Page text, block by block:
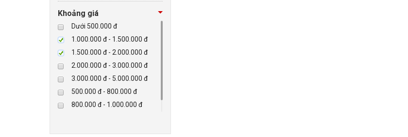
Checkpoint
Paradox-Canada
D-max
HIKVISON
Eguard
Khác
Rapiscan
Khoảng giá
Dưới 500.000 đ
1.000.000 đ - 1.500.000 đ
1.500.000 đ - 2.000.000 đ
2.000.000 đ - 3.000.000 đ
3.000.000 đ - 5.000.000 đ
500.000 đ - 800.000 đ
800.000 đ - 1.000.000 đ
LIÊN HỆ